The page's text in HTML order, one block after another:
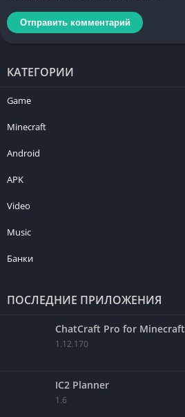
КАТЕГОРИИ
Game
Minecraft
Android
APK
Video
Music
Банки
ПОСЛЕДНИЕ ПРИЛОЖЕНИЯ
ChatCraft Pro for Minecraft
1.12.170
IC2 Planner
1.6